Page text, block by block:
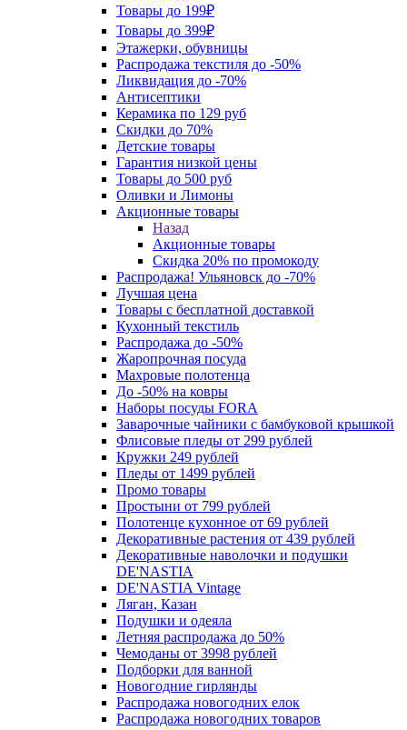
Товары до 199₽
Товары до 399₽
Этажерки, обувницы
Распродажа текстиля до -50%
Ликвидация до -70%
Антисептики
Керамика по 129 руб
Скидки до 70%
Детские товары
Гарантия низкой цены
Товары до 500 руб
Оливки и Лимоны
Акционные товары
Назад
Акционные товары
Скидка 20% по промокоду
Распродажа! Ульяновск до -70%
Лучшая цена
Товары с бесплатной доставкой
Кухонный текстиль
Распродажа до -50%
Жаропрочная посуда
Махровые полотенца
До -50% на ковры
Наборы посуды FORA
Заварочные чайники с бамбуковой крышкой
Флисовые пледы от 299 рублей
Кружки 249 рублей
Пледы от 1499 рублей
Промо товары
Простыни от 799 рублей
Полотенце кухонное от 69 рублей
Декоративные растения от 439 рублей
Декоративные наволочки и подушки
DE'NASTIA
DE'NASTIA Vintage
Ляган, Казан
Подушки и одеяла
Летняя распродажа до 50%
Чемоданы от 3998 рублей
Подборки для ванной
Новогодние гирлянды
Распродажа новогодних елок
Распродажа новогодних товаров